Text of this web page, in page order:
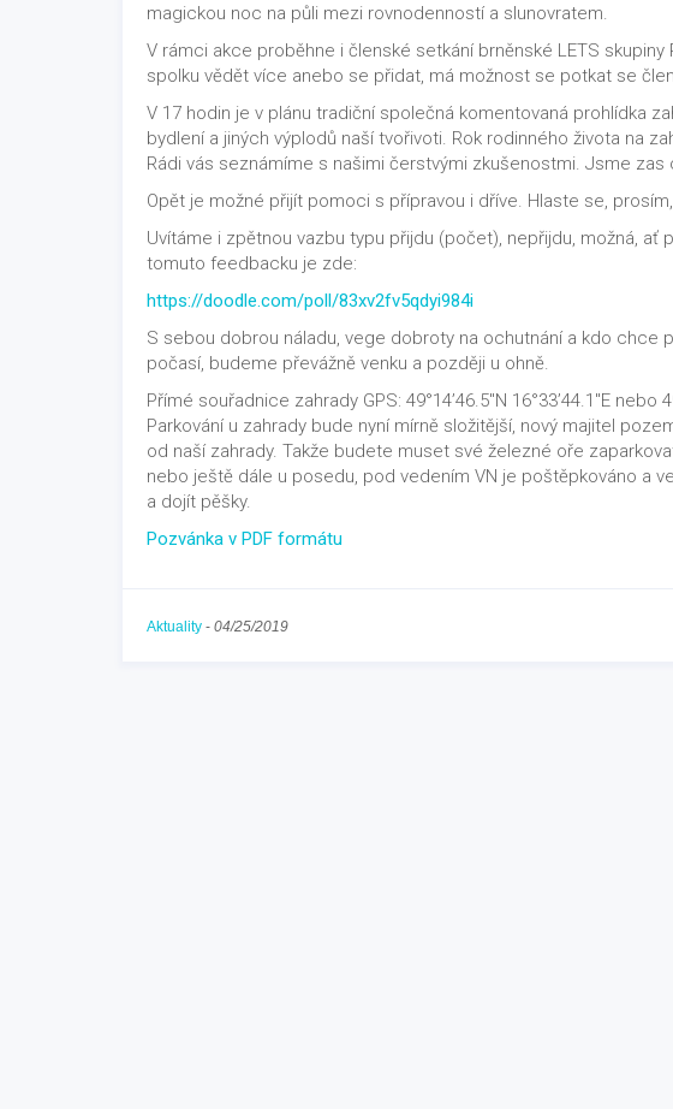
magickou noc na půli mezi rovnodenností a slunovratem.
V rámci akce proběhne i členské setkání brněnské LETS
spolku vědět více anebo se přidat, má možnost se potkat se
V 17 hodin je v plánu tradiční společná komentovaná prohlídka
bydlení a jiných výplodů naší tvořivoti. Rok rodinného života na
Rádi vás seznámíme s našimi čerstvými zkušenostmi. Jsme zas
Opět je možné přijít pomoci s přípravou i dříve. Hlaste se,
Uvítáme i zpětnou vazbu typu přijdu (počet), nepřijdu, možná,
tomuto feedbacku je zde:
https://doodle.com/poll/83xv2fv5qdyi984i
S sebou dobrou náladu, vege dobroty na ochutnání a kdo chce
počasí, budeme převážně venku a později u ohně.
Přímé souřadnice zahrady GPS: 49°14’46.5″N 16°33’44.1″E
Parkování u zahrady bude nyní mírně složitější, nový majitel
od naší zahrady. Takže budete muset své železné oře
nebo ještě dále u posedu, pod vedením VN je poštěpkováno a
a dojít pěšky.
Pozvánka v PDF formátu
Aktuality - 04/25/2019